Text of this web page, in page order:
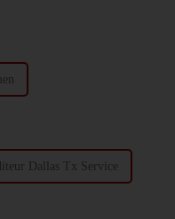
Dallas Tx Service